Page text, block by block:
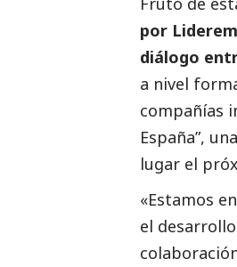
por
diálogo
a nivel
compañías
España”,
lugar el
«Estamos
el